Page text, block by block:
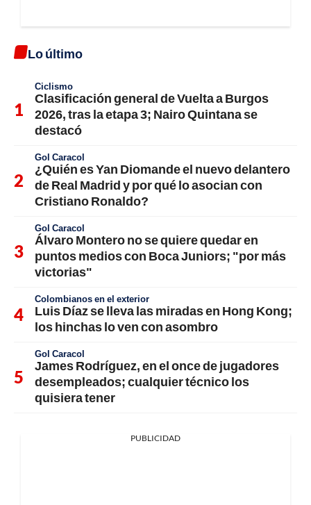
Lo último
Ciclismo
Clasificación general de Vuelta a Burgos
2026, tras la etapa 3; Nairo Quintana se
destacó
Gol Caracol
¿Quién es Yan Diomande el nuevo delantero
de Real Madrid y por qué lo asocian con
Cristiano Ronaldo?
Gol Caracol
Álvaro Montero no se quiere quedar en
puntos medios con Boca Juniors; "por más
victorias"
Colombianos en el exterior
Luis Díaz se lleva las miradas en Hong Kong;
los hinchas lo ven con asombro
Gol Caracol
James Rodríguez, en el once de jugadores
desempleados; cualquier técnico los
quisiera tener
PUBLICIDAD